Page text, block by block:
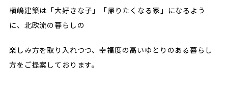
槇嶋建築は「大好きな子」「帰りたくなる家」になるよう
に、北欧流の暮らしの
楽しみ方を取り入れつつ、幸福度の高いゆとりのある暮らし
方をご提案しております。